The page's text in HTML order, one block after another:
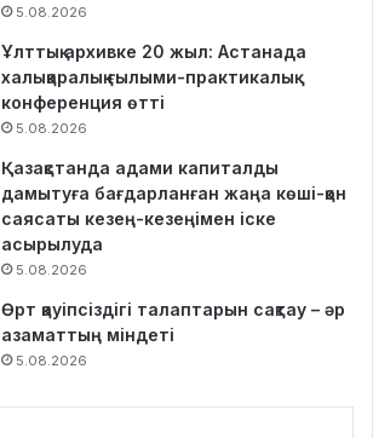
5.08.2026
Ұлттық архивке 20 жыл: Астанада
халықаралық ғылыми-практикалық
конференция өтті
5.08.2026
Қазақстанда адами капиталды
дамытуға бағдарланған жаңа көші-қон
саясаты кезең-кезеңімен іске
асырылуда
5.08.2026
Өрт қауіпсіздігі талаптарын сақтау – әр
азаматтың міндеті
5.08.2026